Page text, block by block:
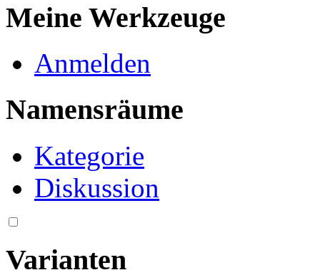
Meine Werkzeuge
Anmelden
Namensräume
Kategorie
Diskussion
Varianten